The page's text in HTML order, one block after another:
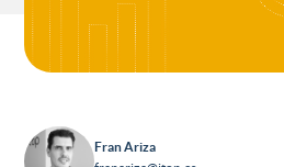
Fran Ariza